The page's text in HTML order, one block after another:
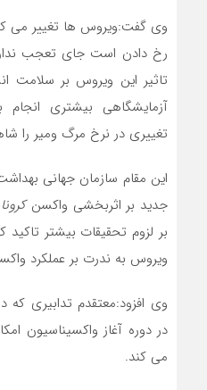
وی گفت:ویروس ها تغییر می
رخ دادن است جای تعجب
تاثیر این ویروس بر سلامت
آزمایشگاهی بیشتری
تغییری در نرخ مرگ ومیر را
این مقام سازمان جهانی
جدید بر اثربخشی واکسنکرونا
بر لزوم تحقیقات بیشتر
ویروس به ندرت بر عملکرد
وی افزود:معتقدم تدابیری که
در دوره آغاز واکسیناسیون
می کند.